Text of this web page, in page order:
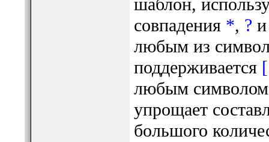
шаблон,
совпадения *, ?
любым из
поддерживается
любым
упрощает
большого